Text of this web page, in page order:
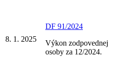
8. 1. 2025
DF 91/2024
Výkon zodpovednej
osoby za 12/2024.